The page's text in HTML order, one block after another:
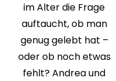
im Alter die Frage
auftaucht, ob man
genug gelebt hat –
oder ob noch etwas
fehlt? Andrea und